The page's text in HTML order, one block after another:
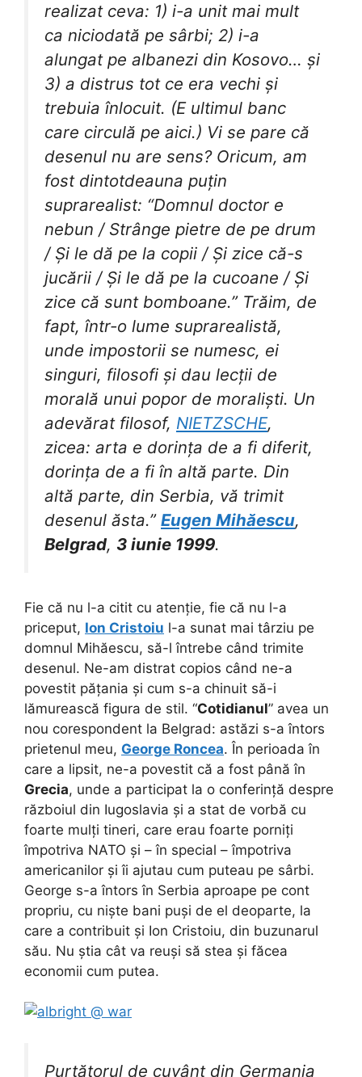
realizat ceva: 1) i-a unit mai mult
ca niciodată pe sârbi; 2) i-a
alungat pe albanezi din Kosovo… și
3) a distrus tot ce era vechi și
trebuia înlocuit. (E ultimul banc
care circulă pe aici.) Vi se pare că
desenul nu are sens? Oricum, am
fost dintotdeauna puțin
suprarealist: “Domnul doctor e
nebun / Strânge pietre de pe drum
/ Și le dă pe la copii / Și zice că-s
jucării / Și le dă pe la cucoane / Și
zice că sunt bomboane.” Trăim, de
fapt, într-o lume suprarealistă,
unde impostorii se numesc, ei
singuri, filosofi și dau lecții de
morală unui popor de moraliști. Un
adevărat filosof, NIETZSCHE,
zicea: arta e dorința de a fi diferit,
dorința de a fi în altă parte. Din
altă parte, din Serbia, vă trimit
desenul ăsta.” Eugen Mihăescu,
Belgrad, 3 iunie 1999.
Fie că nu l-a citit cu atenție, fie că nu l-a
priceput, Ion Cristoiu l-a sunat mai târziu pe
domnul Mihăescu, să-l întrebe când trimite
desenul. Ne-am distrat copios când ne-a
povestit pățania și cum s-a chinuit să-i
lămurească figura de stil. “Cotidianul” avea un
nou corespondent la Belgrad: astăzi s-a întors
prietenul meu, George Roncea. În perioada în
care a lipsit, ne-a povestit că a fost până în
Grecia, unde a participat la o conferință despre
războiul din Iugoslavia și a stat de vorbă cu
foarte mulți tineri, care erau foarte porniți
împotriva NATO și – în special – împotriva
americanilor și îi ajutau cum puteau pe sârbi.
George s-a întors în Serbia aproape pe cont
propriu, cu niște bani puși de el deoparte, la
care a contribuit și Ion Cristoiu, din buzunarul
său. Nu știa cât va reuși să stea și făcea
economii cum putea.
Purtătorul de cuvânt din Germania